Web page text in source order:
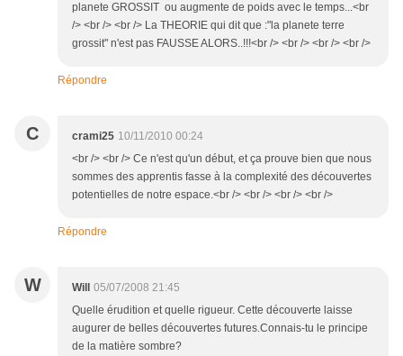
planete GROSSIT ou augmente de poids avec le temps...<br
/> <br /> <br /> La THEORIE qui dit que :"la planete terre
grossit" n'est pas FAUSSE ALORS..!!!<br /> <br /> <br /> <br />
Répondre
C crami25 10/11/2010 00:24
<br /> <br /> Ce n'est qu'un début, et ça prouve bien que nous
sommes des apprentis fasse à la complexité des découvertes
potentielles de notre espace.<br /> <br /> <br /> <br />
Répondre
W Will
05/07/2008 21:45
Quelle érudition et quelle rigueur. Cette découverte laisse
augurer de belles découvertes futures.Connais-tu le principe
de la matière sombre?